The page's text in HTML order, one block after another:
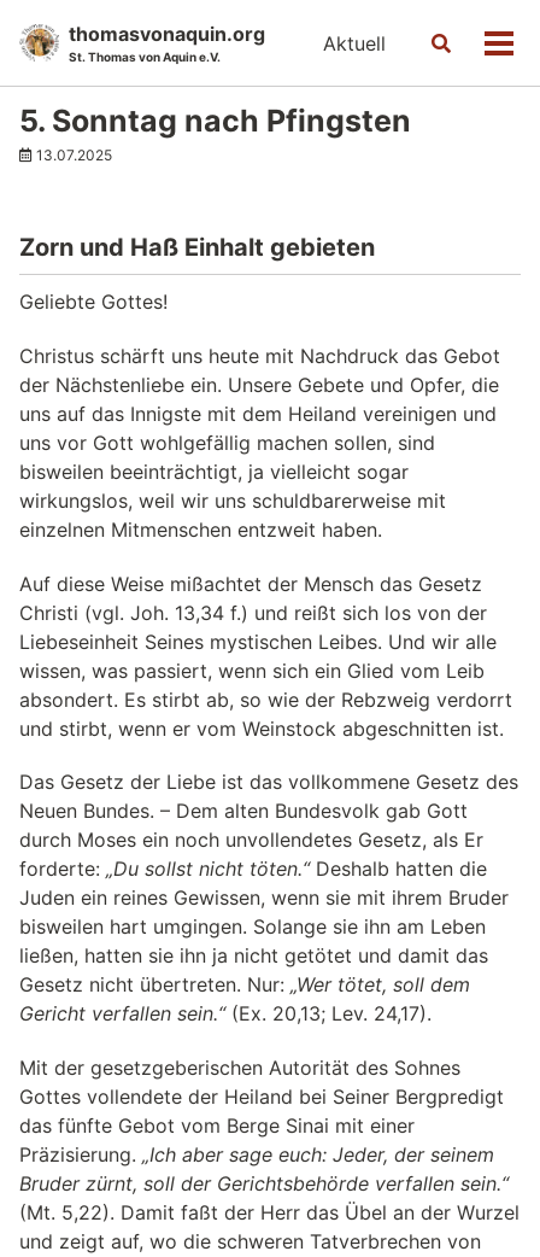
thomasvonaquin.org
St. Thomas von Aquin e.V.
Aktuell
Toggle
5. Sonntag nach Pfingsten
13.07.2025
Zorn und Haß Einhalt gebieten
Geliebte Gottes!
Christus schärft uns heute mit Nachdruck das Gebot
der Nächstenliebe ein. Unsere Gebete und Opfer, die
uns auf das Innigste mit dem Heiland vereinigen und
uns vor Gott wohlgefällig machen sollen, sind
bisweilen beeinträchtigt, ja vielleicht sogar
wirkungslos, weil wir uns schuldbarerweise mit
einzelnen Mitmenschen entzweit haben.
Auf diese Weise mißachtet der Mensch das Gesetz
Christi (vgl. Joh. 13,34 f.) und reißt sich los von der
Liebeseinheit Seines mystischen Leibes. Und wir alle
wissen, was passiert, wenn sich ein Glied vom Leib
absondert. Es stirbt ab, so wie der Rebzweig verdorrt
und stirbt, wenn er vom Weinstock abgeschnitten ist.
Das Gesetz der Liebe ist das vollkommene Gesetz des
Neuen Bundes. – Dem alten Bundesvolk gab Gott
durch Moses ein noch unvollendetes Gesetz, als Er
forderte: „Du sollst nicht töten.“Deshalb hatten die
Juden ein reines Gewissen, wenn sie mit ihrem Bruder
bisweilen hart umgingen. Solange sie ihn am Leben
ließen, hatten sie ihn ja nicht getötet und damit das
Gesetz nicht übertreten. Nur: „Wer tötet, soll dem
Gericht verfallen sein.“(Ex. 20,13; Lev. 24,17).
Mit der gesetzgeberischen Autorität des Sohnes
Gottes vollendete der Heiland bei Seiner Bergpredigt
das fünfte Gebot vom Berge Sinai mit einer
Präzisierung. „Ich aber sage euch: Jeder, der seinem
Bruder zürnt, soll der Gerichtsbehörde verfallen sein.“
(Mt. 5,22). Damit faßt der Herr das Übel an der Wurzel
und zeigt auf, wo die schweren Tatverbrechen von